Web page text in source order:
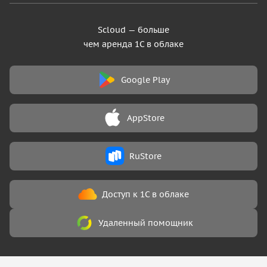
Scloud — больше
чем аренда 1С в облаке
Доступ к 1С в облаке
Удаленный помощник
Google Play
AppStore
RuStore